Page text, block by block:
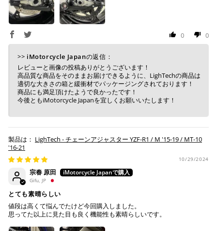
「お得」な楽天ペイをご利用ください。
※ 楽天ポイントが貯まるのは楽天カード・楽天ポイン
※ 現在楽天ペイでご使用頂けるクレジットカードは
Visa、Mastercard、JCBのみです。
キャッシュレス決済
い方法をご選択頂き、クリックするだけで簡単に支払い
が完了します。
※ ご利用には事前にPayPay、Apple Payの利用登録が
必要です。
コンビニ決済(事前決済)
ヤマト運輸になります。 配送会社の指定はできかねます。
0 0
>> iMotorcycle Japanの返信：
レビューと画像の投稿ありがとうございます！
高品質な商品をそのままお届けできるように、LighTechの商品は
適切な大きさの箱と緩衝材でパッケージングされております！
商品にも満足頂けたようで良かったです！
今後ともiMotorcycle Japanを宜しくお願いいたします！
LighTech - チェーンアジャスター YZF-R1 / M '15-19 / MT-10
'16-21
10/29/2024
宗春 原田
Gifu, JP
とても素晴らしい
値段は高くて悩んでたけど今回購入しました。
思ってた以上に見た目も良く機能性も素晴らしいです。